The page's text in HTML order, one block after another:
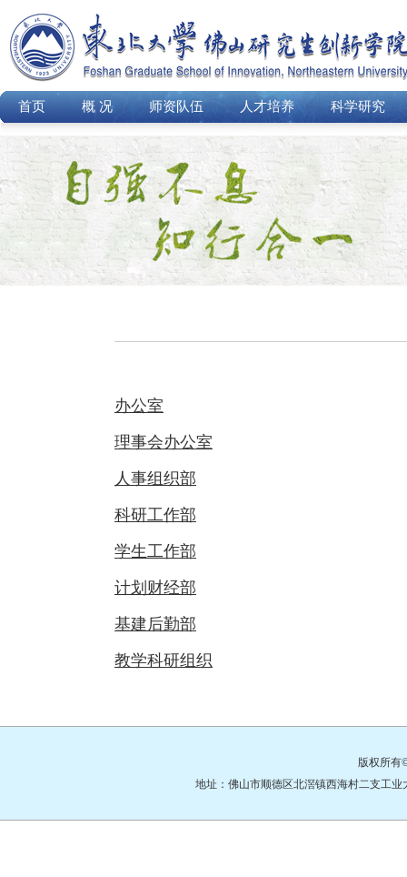
首页 概 况 师资队伍 人才培养 科学研究
办公室
理事会办公室
人事组织部
科研工作部
学生工作部
计划财经部
基建后勤部
教学科研组织
版权所有
地址：佛山市顺德区北滘镇西海村二支工